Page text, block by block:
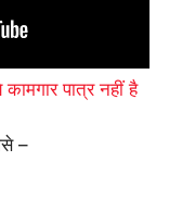
पात्र नहीं है
–